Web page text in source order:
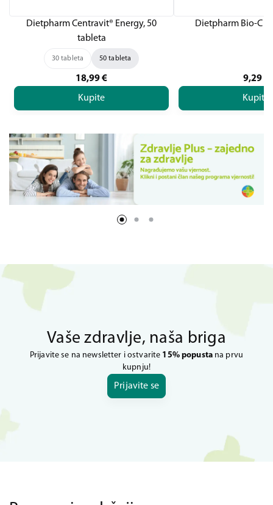
Dietpharm Centravit® Energy, 50
tableta
30 tableta 50 tableta
18,99€
Kupite
Dietpharm Bio-C
9,29
Kupite
Vaše zdravlje, naša briga
Prijavite se na newsletter i ostvarite 15% popustana prvu
kupnju!
Prijavite se